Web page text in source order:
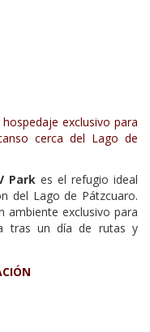
Park es el refugio ideal
del Lago de Pátzcuaro.
ambiente exclusivo para
tras un día de rutas y